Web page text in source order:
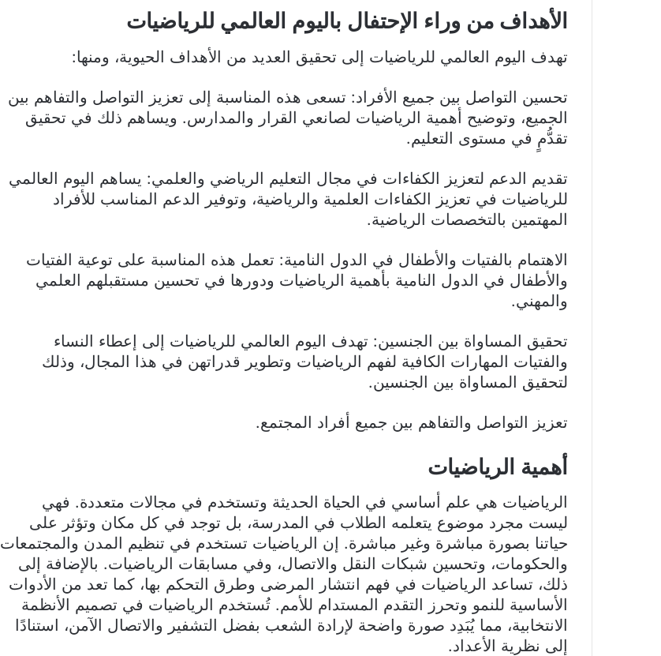
الأهداف من وراء الإحتفال باليوم العالمي للرياضيات
تهدف اليوم العالمي للرياضيات إلى تحقيق العديد من الأهداف الحيوية، ومنها:
تحسين التواصل بين جميع الأفراد: تسعى هذه المناسبة إلى تعزيز التواصل والتفاهم بين
الجميع، وتوضيح أهمية الرياضيات لصانعي القرار والمدارس. ويساهم ذلك في تحقيق
تقدُّمٍ في مستوى التعليم.
تقديم الدعم لتعزيز الكفاءات في مجال التعليم الرياضي والعلمي: يساهم اليوم العالمي
للرياضيات في تعزيز الكفاءات العلمية والرياضية، وتوفير الدعم المناسب للأفراد
المهتمين بالتخصصات الرياضية.
الاهتمام بالفتيات والأطفال في الدول النامية: تعمل هذه المناسبة على توعية الفتيات
والأطفال في الدول النامية بأهمية الرياضيات ودورها في تحسين مستقبلهم العلمي
والمهني.
تحقيق المساواة بين الجنسين: تهدف اليوم العالمي للرياضيات إلى إعطاء النساء
والفتيات المهارات الكافية لفهم الرياضيات وتطوير قدراتهن في هذا المجال، وذلك
لتحقيق المساواة بين الجنسين.
تعزيز التواصل والتفاهم بين جميع أفراد المجتمع.
أهمية الرياضيات
الرياضيات هي علم أساسي في الحياة الحديثة وتستخدم في مجالات متعددة. فهي
ليست مجرد موضوع يتعلمه الطلاب في المدرسة، بل توجد في كل مكان وتؤثر على
حياتنا بصورة مباشرة وغير مباشرة. إن الرياضيات تستخدم في تنظيم المدن والمجتمعات
والحكومات، وتحسين شبكات النقل والاتصال، وفي مسابقات الرياضيات. بالإضافة إلى
ذلك، تساعد الرياضيات في فهم انتشار المرضى وطرق التحكم بها، كما تعد من الأدوات
الأساسية للنمو وتحرز التقدم المستدام للأمم. تُستخدم الرياضيات في تصميم الأنظمة
الانتخابية، مما يُبَدِد صورة واضحة لإرادة الشعب بفضل التشفير والاتصال الآمن، استنادًا
إلى نظرية الأعداد.